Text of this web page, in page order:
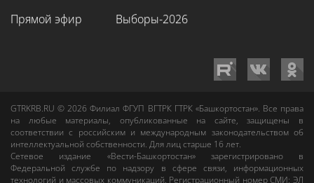
Прямой эфир Выборы-2026
GTRKRB.RU © 2026Филиал ФГУП ВГТРК ГТРК «Башкортостан». Все права
на любые материалы, опубликованные на сайте, защищены в
соответствии с российским и международным законодательством об
интеллектуальной собственности. Для лиц старше 16 лет.
Сетевое издание «Вести-Башкортостан»зарегистрировано в
Федеральной службе по надзору в сфере связи, информационных
технологий и массовых коммуникаций. Регистрационный номер СМИ: ЭЛ